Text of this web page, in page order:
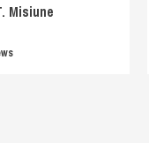
Misiune